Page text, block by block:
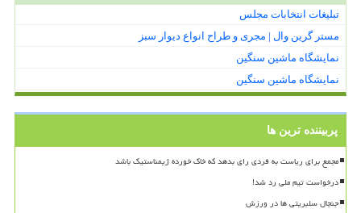
تبلیغات انتخابات مجلس
مستر گرین وال | مجری و طراح انواع دیوار سبز
نمایشگاه ماشین سنگین
نمایشگاه ماشین سنگین
پربیننده ترین ها
مجمع برای ریاست به فردی رای بدهد که خاک خورده ژیمناستیک باشد
درخواست تیم ملی رد شد!
جنجال سلبریتی ها در ورزش